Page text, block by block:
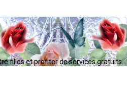
filles et profiter de services gratuits...